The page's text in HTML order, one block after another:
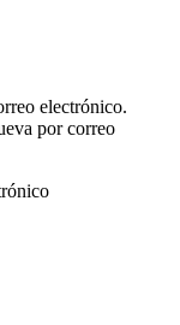
electrónico.
por correo